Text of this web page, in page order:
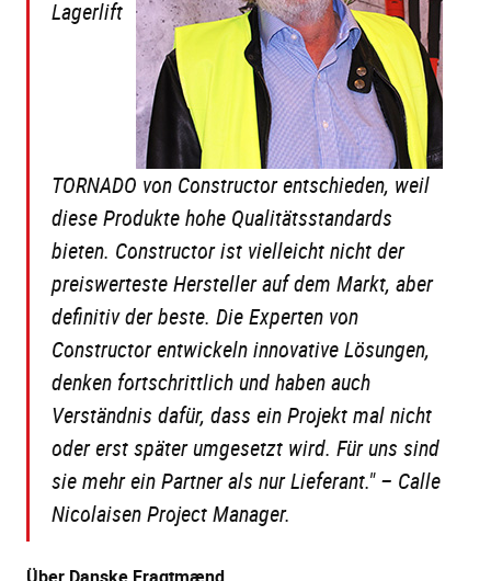
Lagerlift
TORNADO von Constructor entschieden, weil
diese Produkte hohe Qualitätsstandards
bieten. Constructor ist vielleicht nicht der
preiswerteste Hersteller auf dem Markt, aber
definitiv der beste. Die Experten von
Constructor entwickeln innovative Lösungen,
denken fortschrittlich und haben auch
Verständnis dafür, dass ein Projekt mal nicht
oder erst später umgesetzt wird. Für uns sind
sie mehr ein Partner als nur Lieferant." – Calle
Nicolaisen Project Manager.